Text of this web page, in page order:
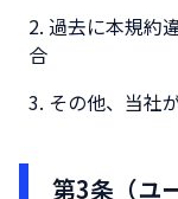
過去に本規約
合
その他、当社
第3条（ユ